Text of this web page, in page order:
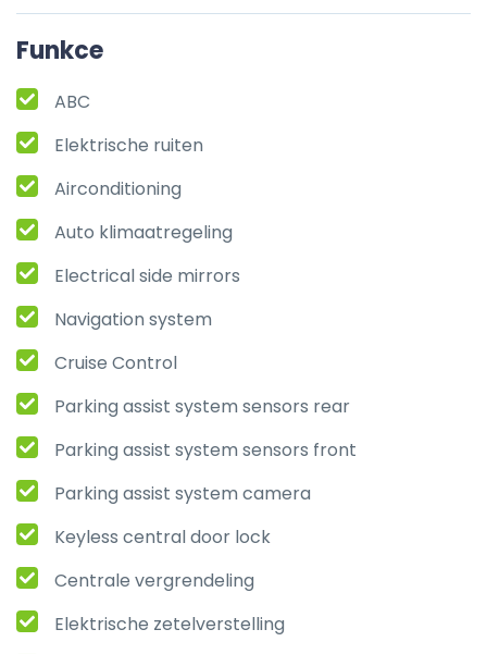
Funkce
ABC
Elektrische ruiten
Airconditioning
Auto klimaatregeling
Electrical side mirrors
Navigation system
Cruise Control
Parking assist system sensors rear
Parking assist system sensors front
Parking assist system camera
Keyless central door lock
Centrale vergrendeling
Elektrische zetelverstelling